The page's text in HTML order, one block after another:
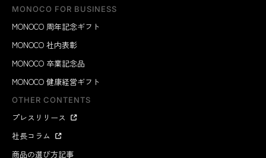
MONOCO FOR BUSINESS
MONOCO 周年記念ギフト
MONOCO 社内表彰
MONOCO 卒業記念品
MONOCO 健康経営ギフト
OTHER CONTENTS
プレスリリース
社長コラム
商品の選び方記事